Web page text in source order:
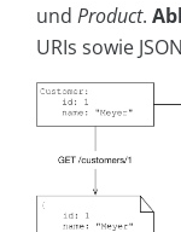
und Product.
URIs sowie